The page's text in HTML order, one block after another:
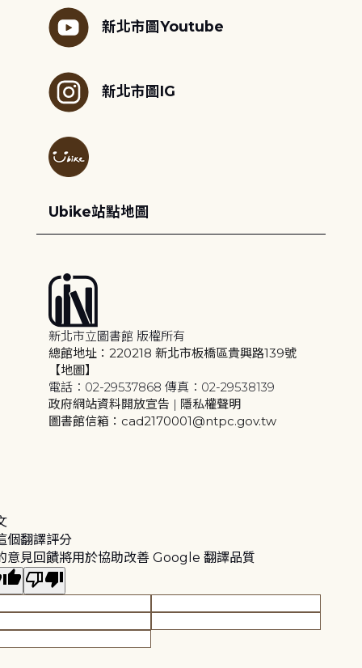
新北市圖Youtube
新北市圖IG
Ubike站點地圖
新北市立圖書館 版權所有
總館地址：220218 新北市板橋區貴興路139號
【地圖】
電話：02-29537868 傳真：02-29538139
政府網站資料開放宣告 | 隱私權聲明
圖書館信箱：cad2170001@ntpc.gov.tw
個翻譯評分
意見回饋將用於協助改善 Google 翻譯品質